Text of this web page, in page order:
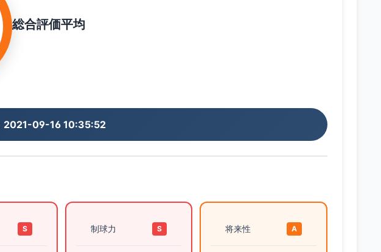
総合評価平均
2021-09-16 10:35:52
S 制球力 S 将来性 A